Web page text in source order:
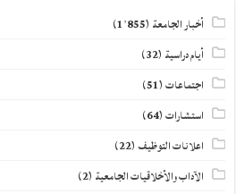
أخبار الجامعة (1٬855)
أيام دراسية (32)
اجتماعات(51)
استشارات(64)
اعلانات التوظيف (22)
الآداب والأخلاقيات الجامعية (2)